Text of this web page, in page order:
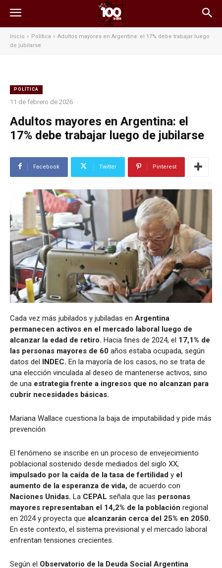
Inicio Política
Adultos mayores en Argentina: el 17% debe trabajar luego
de jubilarse
POLÍTICA
11 de febrero de 2026
Adultos mayores en Argentina: el
17% debe trabajar luego de jubilarse
Facebook Twitter Pinterest
Cada vez más jubilados y jubiladas en Argentina
permanecen activos en el mercado laboral luego de
alcanzar la edad de retiro. Hacia fines de 2024, el 17,1% de
las personas mayores de 60 años estaba ocupada, según
datos del INDEC. En la mayoría de los casos, no se trata de
una elección vinculada al deseo de mantenerse activos, sino
de una estrategia frente a ingresos que no alcanzan para
cubrir necesidades básicas.
Mariana Wallace cuestiona la baja de imputabilidad y pide más
prevención
El fenómeno se inscribe en un proceso de envejecimiento
poblacional sostenido desde mediados del siglo XX,
impulsado por la caída de la tasa de fertilidad y el
aumento de la esperanza de vida, de acuerdo con
Naciones Unidas. La CEPAL señala que las personas
mayores representaban el 14,2% de la población regional
en 2024 y proyecta que alcanzarán cerca del 25% en 2050.
En este contexto, el sistema previsional y el mercado laboral
enfrentan tensiones crecientes.
Según el Observatorio de la Deuda Social Argentina